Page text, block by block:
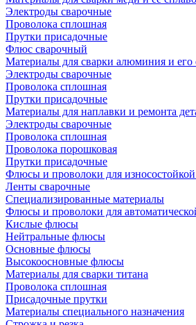
Электроды сварочные
Проволока сплошная
Прутки присадочные
Флюс сварочный
Материалы для сварки алюминия и его
Электроды сварочные
Проволока сплошная
Прутки присадочные
Материалы для наплавки и ремонта
Электроды сварочные
Проволока сплошная
Проволока порошковая
Прутки присадочные
Флюсы и проволоки для
Ленты сварочные
Специализированные материалы
Флюсы и проволоки для
Кислые флюсы
Нейтральные флюсы
Основные флюсы
Высокоосновные флюсы
Материалы для сварки титана
Проволока сплошная
Присадочные прутки
Материалы специального назначения